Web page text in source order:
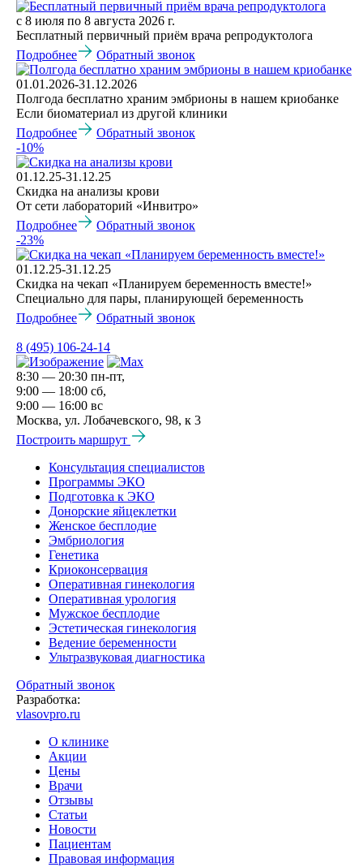
мужа. И моё решение - это забрать наших
эмбрионов. Просто увезти в другую клинику.
Огромная благодарность ещё раз каждому
врачу, которые действительно с душой
относятся к своим пациентам, переживают за
них, девочкам- сестричкам, что помогают при
пункциях​ и переносах, как родных обхаживают,
девочкам ресепшн, что вовремя подскажут, как
быть и что делать.
Понравилось
Отношение докторов и младшего
медицинского персонала. Душевные и добрые
люди, после общения с ними появляется вера и
нас, пациентов, ЭКО​.
Не понравилось
Отношение главного врача. Так униженно я
себя не чувствовала никогда. После
сегодняшнего разговора опускаются руки и
вера в положительный результат и вообще в
добрых людей.
с 8 июля по 8 августа 2026 г.
Бесплатный первичный приём врача репродуктолога
Подробнее
Обратный звонок
01.01.2026-31.12.2026
Полгода бесплатно храним эмбрионы в нашем криобанке
Если биоматериал из другой клиники
Подробнее
Обратный звонок
-10%
01.12.25-31.12.25
Скидка на анализы крови
От сети лабораторий «Инвитро»
Подробнее
Обратный звонок
-23%
01.12.25-31.12.25
Скидка на чекап «Планируем беременность вместе!»
Специально для пары, планирующей беременность
Подробнее
Обратный звонок
8 (495) 106-24-14
8:30 — 20:30 пн-пт,
9:00 — 18:00 сб,
9:00 — 16:00 вс
Москва, ул. Лобачевского, 98, к 3
Построить маршрут
Консультация специалистов
Программы ЭКО
Подготовка к ЭКО
Донорские яйцеклетки
Женское бесплодие
Эмбриология
Генетика
Криоконсервация
Оперативная гинекология
Оперативная урология
Мужское бесплодие
Эстетическая гинекология
Ведение беременности
Ультразвуковая диагностика
Обратный звонок
Разработка:
vlasovpro.ru
О клинике
Акции
Цены
Врачи
Отзывы
Статьи
Новости
Пациентам
Правовая информация